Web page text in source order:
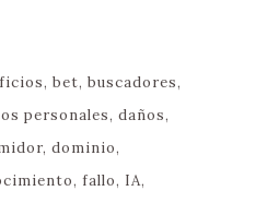
bet buscadores
personales daños
dominio
fallo
IA